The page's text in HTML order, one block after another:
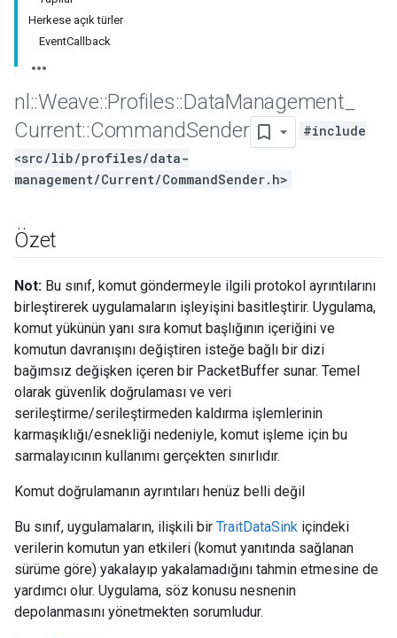
Herkese açık türler
EventCallback
nl ::Weave::Profiles::DataManagement
Current::CommandSender
#include
<src/lib/profiles/data-
management/Current/CommandSender.h>
Özet
Not: Bu sınıf, komut göndermeyle ilgili protokol ayrıntılarını
birleştirerek uygulamaların işleyişini basitleştirir. Uygulama,
komut yükünün yanı sıra komut başlığının içeriğini ve
komutun davranışını değiştiren isteğe bağlı bir dizi
bağımsız değişken içeren bir PacketBuffer sunar. Temel
olarak güvenlik doğrulaması ve veri
serileştirme/serileştirmeden kaldırma işlemlerinin
karmaşıklığı/esnekliği nedeniyle, komut işleme için bu
sarmalayıcının kullanımı gerçekten sınırlıdır.
Komut doğrulamanın ayrıntıları henüz belli değil
Bu sınıf, uygulamaların, ilişkili bir TraitDataSink içindeki
verilerin komutun yan etkileri (komut yanıtında sağlanan
sürüme göre) yakalayıp yakalamadığını tahmin etmesine de
yardımcı olur. Uygulama, söz konusu nesnenin
depolanmasını yönetmekten sorumludur.